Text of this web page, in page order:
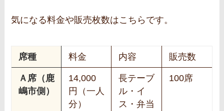
気になる料金や販売枚数はこちらです。
席種 料金 内容 販売数
Ａ席（鹿
嶋市側）
14,000
円（一人
分）
長テーブ
ル・イ
ス・弁当
100席